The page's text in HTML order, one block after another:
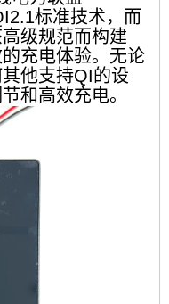
标准技术，而
级规范而构建
充电体验。无论
他支持QI的设
和高效充电。